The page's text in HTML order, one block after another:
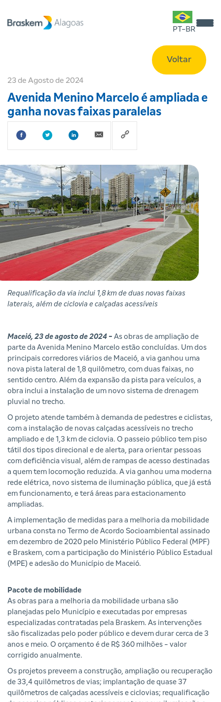
PT-BR
Voltar
23 de Agosto de 2024
Avenida Menino Marcelo é ampliada e
ganha novas faixas paralelas
Requalificação da via inclui 1,8 km de duas novas faixas
laterais, além de ciclovia e calçadas acessíveis
Maceió, 23 de agosto de 2024 - As obras de ampliação de
parte da Avenida Menino Marcelo estão concluídas. Um dos
principais corredores viários de Maceió, a via ganhou uma
nova pista lateral de 1,8 quilômetro, com duas faixas, no
sentido centro. Além da expansão da pista para veículos, a
obra inclui a instalação de um novo sistema de drenagem
pluvial no trecho.
O projeto atende também à demanda de pedestres e ciclistas,
com a instalação de novas calçadas acessíveis no trecho
ampliado e de 1,3 km de ciclovia. O passeio público tem piso
tátil dos tipos direcional e de alerta, para orientar pessoas
com deficiência visual, além de rampas de acesso destinadas
a quem tem locomoção reduzida. A via ganhou uma moderna
rede elétrica, novo sistema de iluminação pública, que já está
em funcionamento, e terá áreas para estacionamento
ampliadas.
A implementação de medidas para a melhoria da mobilidade
urbana consta no Termo de Acordo Socioambiental assinado
em dezembro de 2020 pelo Ministério Público Federal (MPF)
e Braskem, com a participação do Ministério Público Estadual
(MPE) e adesão do Município de Maceió.
Pacote de mobilidade
As obras para a melhoria da mobilidade urbana são
planejadas pelo Município e executadas por empresas
especializadas contratadas pela Braskem. As intervenções
são fiscalizadas pelo poder público e devem durar cerca de 3
anos e meio. O orçamento é de R$ 360 milhões - valor
corrigido anualmente.
Os projetos preveem a construção, ampliação ou recuperação
de 33,4 quilômetros de vias; implantação de quase 37
quilômetros de calçadas acessíveis e ciclovias; requalificação